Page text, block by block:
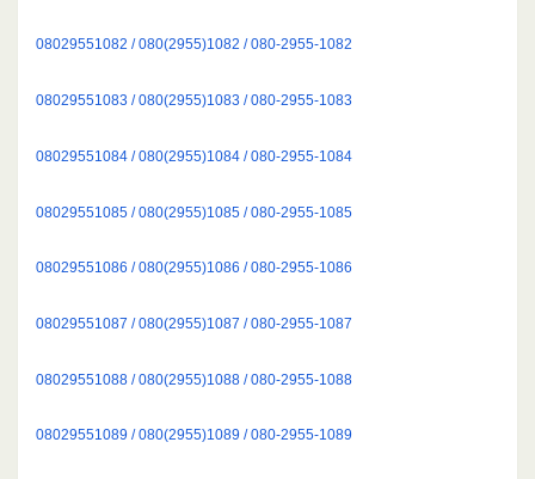
08029551082 / 080(2955)1082 / 080-2955-1082
08029551083 / 080(2955)1083 / 080-2955-1083
08029551084 / 080(2955)1084 / 080-2955-1084
08029551085 / 080(2955)1085 / 080-2955-1085
08029551086 / 080(2955)1086 / 080-2955-1086
08029551087 / 080(2955)1087 / 080-2955-1087
08029551088 / 080(2955)1088 / 080-2955-1088
08029551089 / 080(2955)1089 / 080-2955-1089